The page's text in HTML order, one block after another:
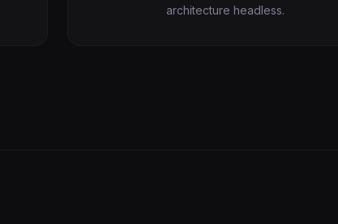
architecture headless.